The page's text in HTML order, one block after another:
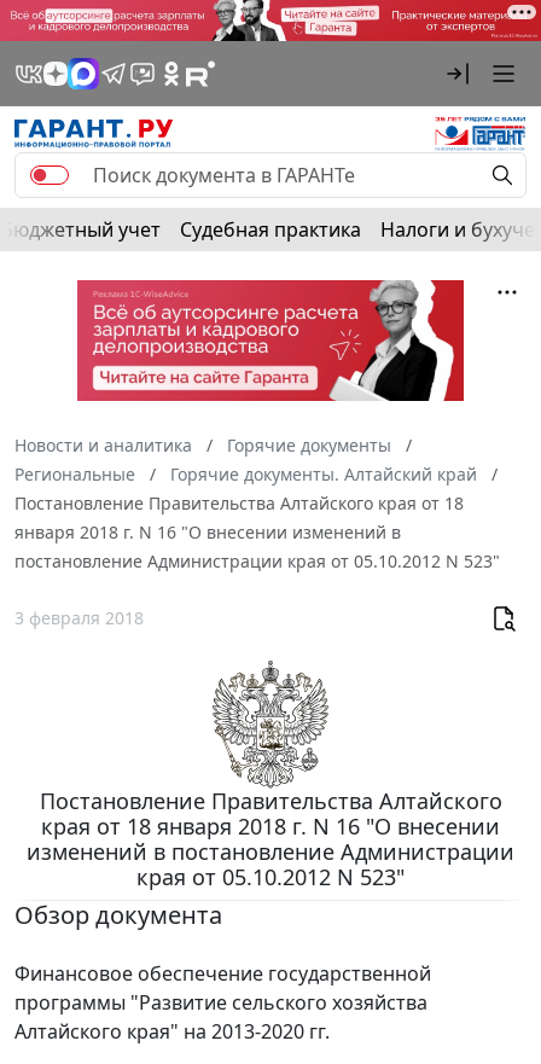
Бюджетный учет Судебная практика Налоги и
Новости и аналитика
Горячие документы
Региональные
Горячие документы. Алтайский край
Постановление Правительства Алтайского края от 18
января 2018 г. N 16 "О внесении изменений в
постановление Администрации края от 05.10.2012 N 523"
3 февраля 2018
Постановление Правительства Алтайского
края от 18 января 2018 г. N 16 "О внесении
изменений в постановление Администрации
края от 05.10.2012 N 523"
Обзор документа
Финансовое обеспечение государственной
программы "Развитие сельского хозяйства
Алтайского края" на 2013-2020 гг.